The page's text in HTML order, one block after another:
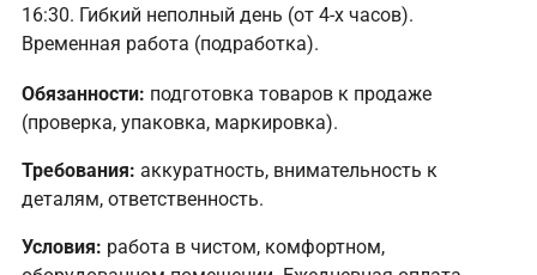
16:30. Гибкий неполный день (от 4-х часов).
Временная работа (подработка).
Обязанности: подготовка товаров к продаже
(проверка, упаковка, маркировка).
Требования: аккуратность, внимательность к
деталям, ответственность.
Условия: работа в чистом, комфортном,